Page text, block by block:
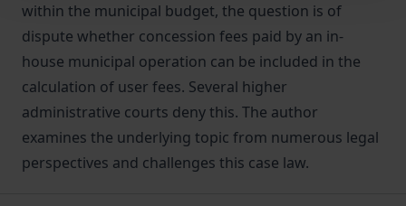
within the municipal budget, the question is of
dispute whether concession fees paid by an in-
house municipal operation can be included in the
calculation of user fees. Several higher
administrative courts deny this. The author
examines the underlying topic from numerous legal
perspectives and challenges this case law.